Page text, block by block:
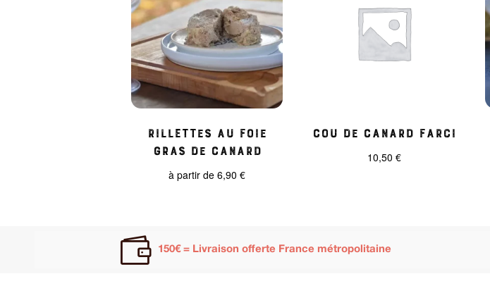
Rillettes au foie
gras de Canard
à partir de6,90€
Cou de Canard Farci
10,50 €
 150€ = Livraison offerte France métropolitaine